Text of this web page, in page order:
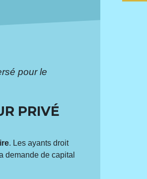
pour le
PRIVÉ
. Les ayants droit
demande de capital